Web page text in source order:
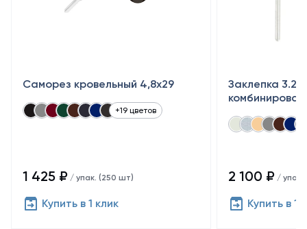
Саморез кровельный 4,8x29
+19 цветов
1 425 ₽ / упак. (250 шт)
Купить в 1 клик
Заклепка
2 100 ₽ / упак.
Купить в 1